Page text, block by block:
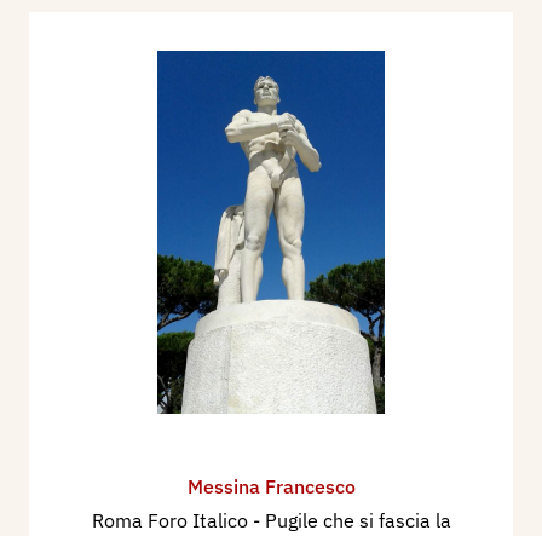
Messina Francesco
Roma Foro Italico - Pugile che si fascia la